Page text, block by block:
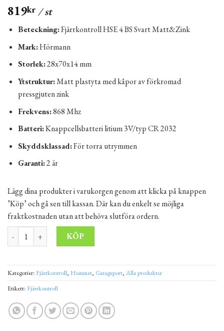
819kr / st
Beteckning:Fjärrkontroll HSE 4 BS Svart Matt&Zink
Mark:Hörmann
Storlek:28x70x14 mm
Ytstruktur:Matt plastyta med kåpor av förkromad
pressgjuten zink
Frekvens:868 Mhz
Batteri:Knappcellsbatteri litium 3V/typ CR 2032
Skyddsklassad:För torra utrymmen
Garanti:2 är
Lägg dina produkter i varukorgen genom att klicka på knappen
’Köp’ och gå sen till kassan. Där kan du enkelt se möjliga
fraktkostnaden utan att behöva slutföra ordern.
Fjärrkontroll HSE 4 BS Svart Matt&Zink mängd
KÖP
Kategorier: Fjärrkontroll, Hemmet, Garageport, Alla produkter
Etikett: Fjärrkontroll